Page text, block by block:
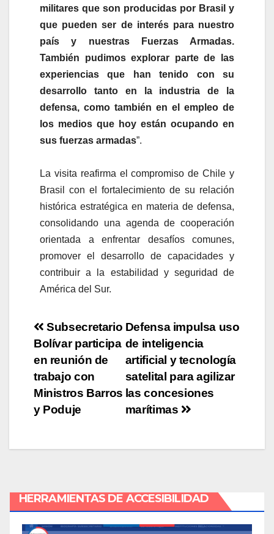
militares que son producidas por Brasil y
que pueden ser de interés para nuestro
país y nuestras Fuerzas Armadas.
También pudimos explorar parte de las
experiencias que han tenido con su
desarrollo tanto en la industria de la
defensa, como también en el empleo de
los medios que hoy están ocupando en
sus fuerzas armadas”.
La visita reafirma el compromiso de Chile y
Brasil con el fortalecimiento de su relación
histórica estratégica en materia de defensa,
consolidando una agenda de cooperación
orientada a enfrentar desafíos comunes,
promover el desarrollo de capacidades y
contribuir a la estabilidad y seguridad de
América del Sur.
Defensa impulsa uso
de inteligencia
artificial y tecnología
satelital para agilizar
las concesiones
marítimas
Subsecretario
Bolívar participa
en reunión de
trabajo con
Ministros Barros
y Poduje
HERRAMIENTAS DE ACCESIBILIDAD